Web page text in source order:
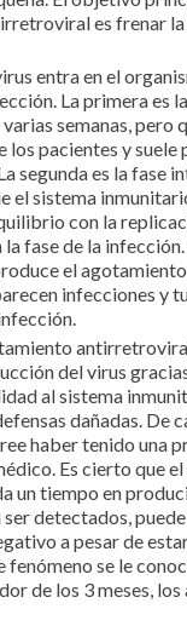
es frenar
entra en el
La primera es
semanas, pero
los pacientes y suele
segunda es la fase
el sistema
con la
fase de la
el
infecciones y
del virus
al sistema
dañadas. De
haber tenido una
Es cierto que
un tiempo en
detectados,
a pesar de
fenómeno se le
de los 3 meses,